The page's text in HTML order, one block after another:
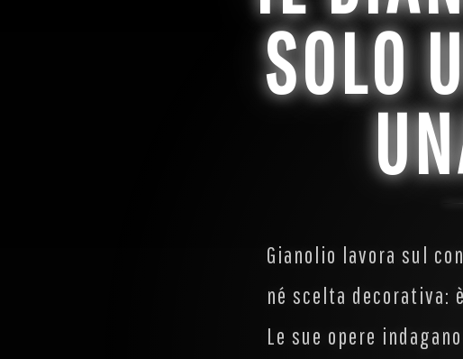
SOLO
Gianolio lavora sul
né scelta decorativa:
Le sue opere